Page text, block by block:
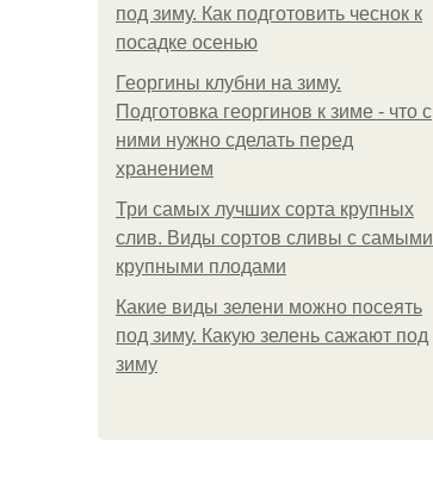
под зиму. Как подготовить чеснок к
посадке осенью
Георгины клубни на зиму.
Подготовка георгинов к зиме - что с
ними нужно сделать перед
хранением
Три самых лучших сорта крупных
слив. Виды сортов сливы с самыми
крупными плодами
Какие виды зелени можно посеять
под зиму. Какую зелень сажают под
зиму